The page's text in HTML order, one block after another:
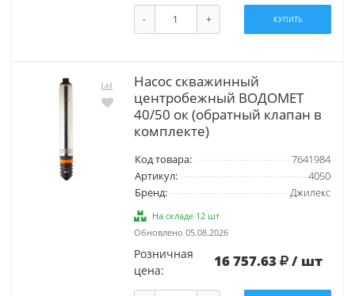
- + КУПИТЬ
Насос скважинный
центробежный ВОДОМЕТ
40/50 ок (обратный клапан в
комплекте)
Код товара:
7641984
Артикул:
4050
Бренд:
Джилекс
На складе 12 шт
Обновлено 05.08.2026
Розничная
цена:
16 757.63 / шт